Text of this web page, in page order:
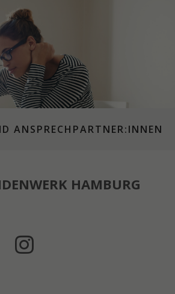
ANSPRECH­PART­NER:­INNEN
HAMBURG